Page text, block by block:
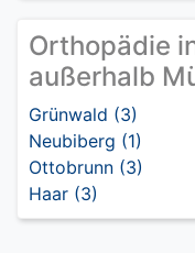
Orthopädie
außerhalb
Grünwald (3)
Neubiberg (1)
Ottobrunn (3)
Haar (3)